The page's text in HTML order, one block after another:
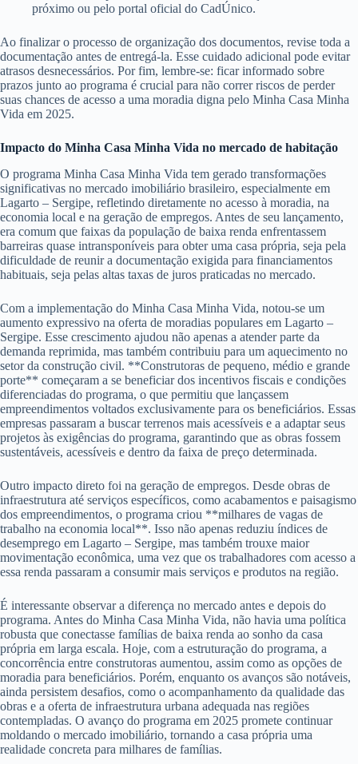
próximo ou pelo portal oficial do CadÚnico.
Ao finalizar o processo de organização dos documentos, revise toda a
documentação antes de entregá-la. Esse cuidado adicional pode evitar
atrasos desnecessários. Por fim, lembre-se: ficar informado sobre
prazos junto ao programa é crucial para não correr riscos de perder
suas chances de acesso a uma moradia digna pelo Minha Casa Minha
Vida em 2025.
Impacto do Minha Casa Minha Vida no mercado de habitação
O programa Minha Casa Minha Vida tem gerado transformações
significativas no mercado imobiliário brasileiro, especialmente em
Lagarto – Sergipe, refletindo diretamente no acesso à moradia, na
economia local e na geração de empregos. Antes de seu lançamento,
era comum que faixas da população de baixa renda enfrentassem
barreiras quase intransponíveis para obter uma casa própria, seja pela
dificuldade de reunir a documentação exigida para financiamentos
habituais, seja pelas altas taxas de juros praticadas no mercado.
Com a implementação do Minha Casa Minha Vida, notou-se um
aumento expressivo na oferta de moradias populares em Lagarto –
Sergipe. Esse crescimento ajudou não apenas a atender parte da
demanda reprimida, mas também contribuiu para um aquecimento no
setor da construção civil. **Construtoras de pequeno, médio e grande
porte** começaram a se beneficiar dos incentivos fiscais e condições
diferenciadas do programa, o que permitiu que lançassem
empreendimentos voltados exclusivamente para os beneficiários. Essas
empresas passaram a buscar terrenos mais acessíveis e a adaptar seus
projetos às exigências do programa, garantindo que as obras fossem
sustentáveis, acessíveis e dentro da faixa de preço determinada.
Outro impacto direto foi na geração de empregos. Desde obras de
infraestrutura até serviços específicos, como acabamentos e paisagismo
dos empreendimentos, o programa criou **milhares de vagas de
trabalho na economia local**. Isso não apenas reduziu índices de
desemprego em Lagarto – Sergipe, mas também trouxe maior
movimentação econômica, uma vez que os trabalhadores com acesso a
essa renda passaram a consumir mais serviços e produtos na região.
É interessante observar a diferença no mercado antes e depois do
programa. Antes do Minha Casa Minha Vida, não havia uma política
robusta que conectasse famílias de baixa renda ao sonho da casa
própria em larga escala. Hoje, com a estruturação do programa, a
concorrência entre construtoras aumentou, assim como as opções de
moradia para beneficiários. Porém, enquanto os avanços são notáveis,
ainda persistem desafios, como o acompanhamento da qualidade das
obras e a oferta de infraestrutura urbana adequada nas regiões
contempladas. O avanço do programa em 2025 promete continuar
moldando o mercado imobiliário, tornando a casa própria uma
realidade concreta para milhares de famílias.